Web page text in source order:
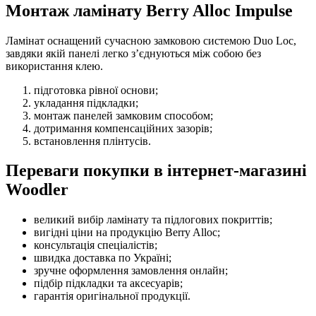
Монтаж ламінату Berry Alloc Impulse
Ламінат оснащений сучасною замковою системою Duo Loc,
завдяки якій панелі легко з’єднуються між собою без
використання клею.
підготовка рівної основи;
укладання підкладки;
монтаж панелей замковим способом;
дотримання компенсаційних зазорів;
встановлення плінтусів.
Переваги покупки в інтернет-магазині
Woodler
великий вибір ламінату та підлогових покриттів;
вигідні ціни на продукцію Berry Alloc;
консультація спеціалістів;
швидка доставка по Україні;
зручне оформлення замовлення онлайн;
підбір підкладки та аксесуарів;
гарантія оригінальної продукції.